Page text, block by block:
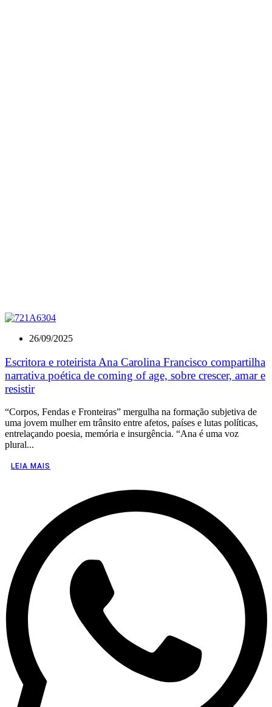
26/09/2025
Escritora e roteirista Ana Carolina Francisco compartilha
narrativa poética de coming of age, sobre crescer, amar e
resistir
“Corpos, Fendas e Fronteiras” mergulha na formação subjetiva de
uma jovem mulher em trânsito entre afetos, países e lutas políticas,
entrelaçando poesia, memória e insurgência. “Ana é uma voz
plural...
LEIA MAIS